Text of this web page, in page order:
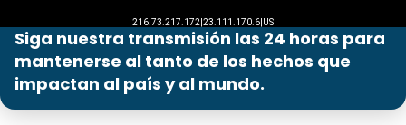
Siga nuestra transmisión las 24 horas para
mantenerse al tanto de los hechos que
impactan al país y al mundo.
Programas